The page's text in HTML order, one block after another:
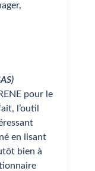
pour le
l’outil
en lisant
bien à